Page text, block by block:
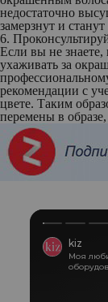
недостаточно
замерзнут и
6.
Если вы не
ухаживать за
рекомендации с
цвете. Таким
перемены в образе,